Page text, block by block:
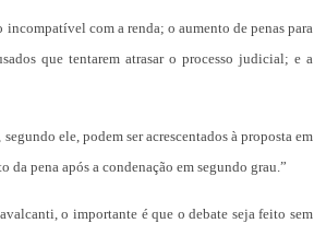
com a renda; o aumento de penas para
que tentarem atrasar o processo judicial; e a
ele, podem ser acrescentados à proposta em
pena após a condenação em segundo grau.”
o importante é que o debate seja feito sem